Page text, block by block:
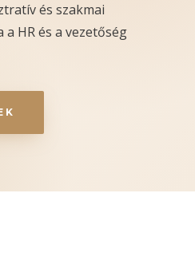
és szakmai
HR és a vezetőség